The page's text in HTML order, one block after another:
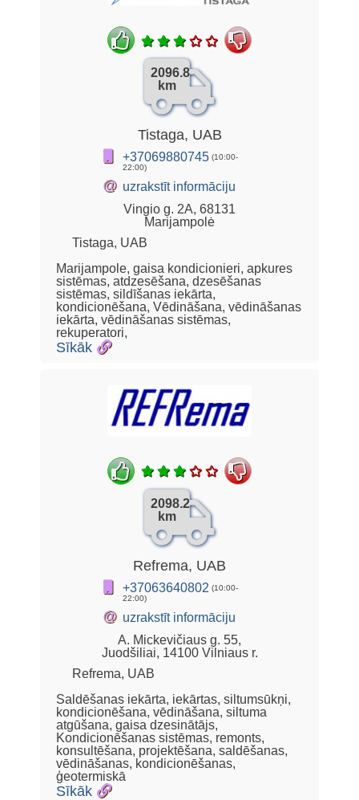
2096.8
km
Tistaga, UAB
+37069880745 (10:00-
22:00)
@ uzrakstīt informāciju
Vingio g. 2A, 68131
Marijampolė
Tistaga, UAB
Marijampole, gaisa kondicionieri, apkures
sistēmas, atdzesēšana, dzesēšanas
sistēmas, sildīšanas iekārta,
kondicionēšana, Vēdināšana, vēdināšanas
iekārta, vēdināšanas sistēmas,
rekuperatori,
Sīkāk
2098.2
km
Refrema, UAB
+37063640802 (10:00-
22:00)
@ uzrakstīt informāciju
A. Mickevičiaus g. 55,
Juodšiliai, 14100 Vilniaus r.
Refrema, UAB
Saldēšanas iekārta, iekārtas, siltumsūkņi,
kondicionēšana, vēdināšana, siltuma
atgūšana, gaisa dzesinātājs,
Kondicionēšanas sistēmas, remonts,
konsultēšana, projektēšana, saldēšanas,
vēdināšanas, kondicionēšanas,
ģeotermiskā
Sīkāk